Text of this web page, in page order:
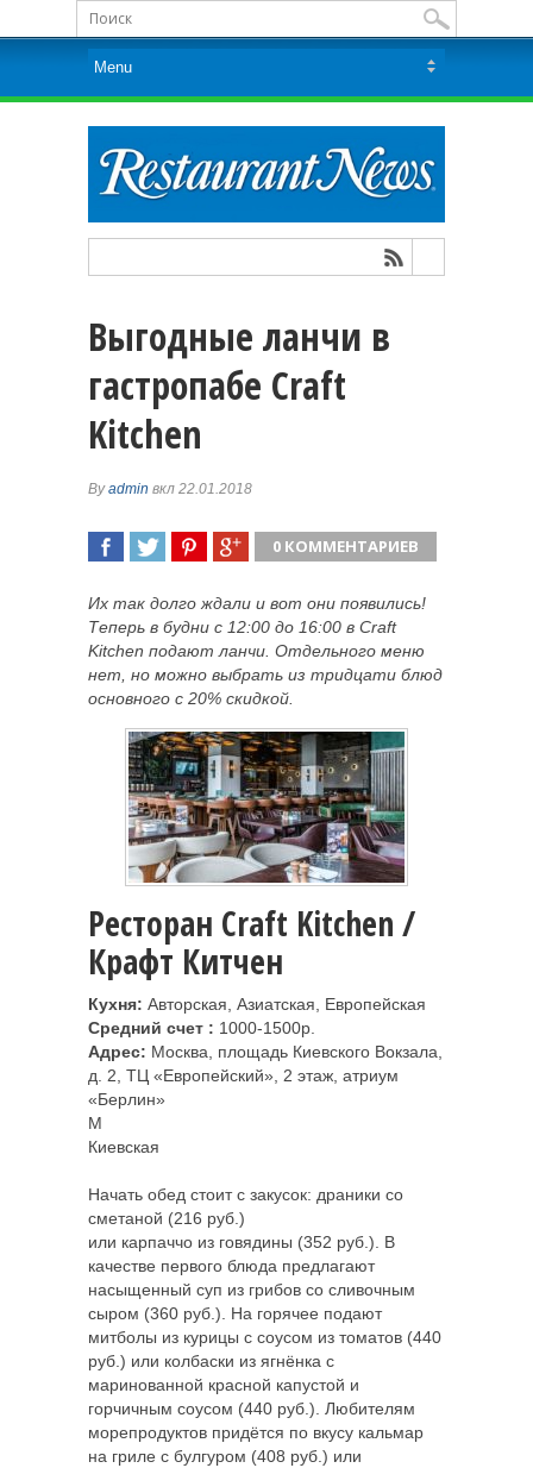
Выгодные ланчи в
гастропабе Craft
Kitchen
Byadmin вкл 22.01.2018
0 КОММЕНТАРИЕВ
Их так долго ждали и вот они появились!
Теперь в будни с 12:00 до 16:00 в Craft
Kitchen подают ланчи. Отдельного меню
нет, но можно выбрать из тридцати блюд
основного с 20% скидкой.
Ресторан Craft Kitchen /
Крафт Китчен
Кухня: Авторская, Азиатская, Европейская
Средний счет : 1000-1500р.
Адрес: Москва, площадь Киевского Вокзала,
д. 2, ТЦ «Европейский», 2 этаж, атриум
«Берлин»
M
Киевская
Начать обед стоит с закусок: драники со
сметаной (216 руб.)
или карпаччо из говядины (352 руб.). В
качестве первого блюда предлагают
насыщенный суп из грибов со сливочным
сыром (360 руб.). На горячее подают
митболы из курицы с соусом из томатов (440
руб.) или колбаски из ягнёнка с
маринованной красной капустой и
горчичным соусом (440 руб.). Любителям
морепродуктов придётся по вкусу кальмар
на гриле с булгуром (408 руб.) или